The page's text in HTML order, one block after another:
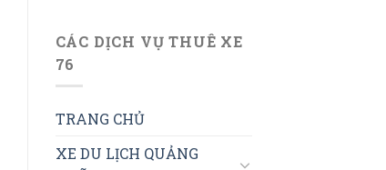
CÁC DỊCH VỤ THUÊ XE
76
TRANG CHỦ
XE DU LỊCH QUẢNG